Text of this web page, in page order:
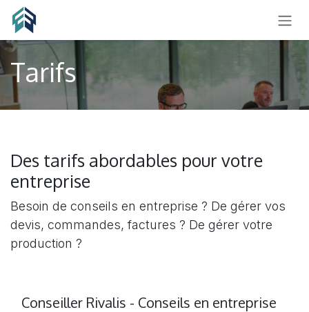
SE RENDRE AU CONTENU
Tarifs
Des tarifs abordables pour votre
entreprise
Besoin de conseils en entreprise ? De gérer vos
devis, commandes, factures ? De gérer votre
production ?
Conseiller Rivalis - Conseils en entreprise